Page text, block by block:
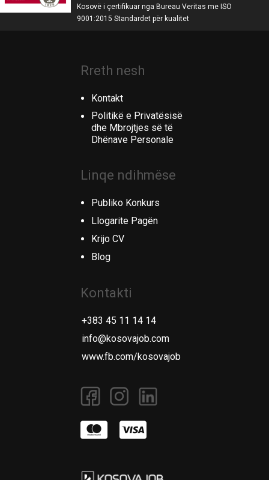
Kosovë i çertifikuar nga Bureau Veritas me ISO
9001:2015 Standardet për kualitet
Rreth nesh
Kontakt
Politikë e Privatësisë
dhe Mbrojtjes së të
Dhënave Personale
Linqe ndihmëse
Publiko Konkurs
Llogarite Pagën
Krijo CV
Blog
Kontakti
+383 45 11 14 14
info@kosovajob.com
www.fb.com/kosovajob